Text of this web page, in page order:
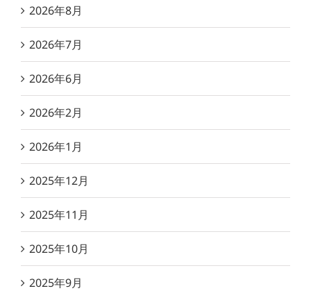
2026年8月
2026年7月
2026年6月
2026年2月
2026年1月
2025年12月
2025年11月
2025年10月
2025年9月